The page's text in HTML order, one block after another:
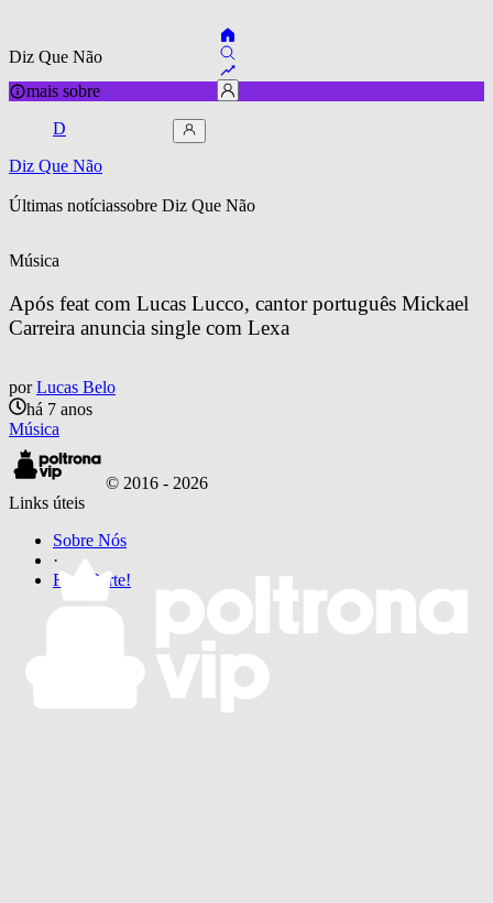
Diz Que Não
mais sobre
D
Diz Que Não
Últimas notíciassobre Diz Que Não
Música
Após feat com Lucas Lucco, cantor português Mickael
Carreira anuncia single com Lexa
por Lucas Belo
há 7 anos
Música
© 2016 - 2026
Links úteis
Sobre Nós
·
Faça Parte!